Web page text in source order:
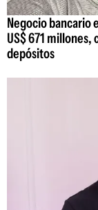
Negocio bancario
US$ 671
depósitos